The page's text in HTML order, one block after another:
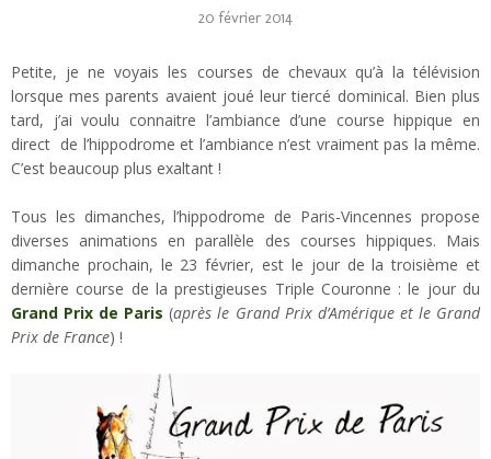
20 février 2014
Petite, je ne voyais les courses de chevaux qu’à la télévision
lorsque mes parents avaient joué leur tiercé dominical. Bien plus
tard, j’ai voulu connaitre l’ambiance d’une course hippique en
direct de l’hippodrome et l’ambiance n’est vraiment pas la même.
C’est beaucoup plus exaltant !
Tous les dimanches, l’hippodrome de Paris-Vincennes propose
diverses animations en parallèle des courses hippiques. Mais
dimanche prochain, le 23 février, est le jour de la troisième et
dernière course de la prestigieuses Triple Couronne : le jour du
Grand Prix de Paris (après le Grand Prix d’Amérique et le Grand
Prix de France) !